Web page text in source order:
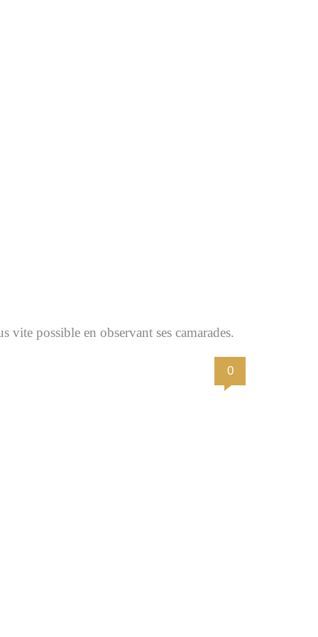
vite possible en observant ses camarades.
0